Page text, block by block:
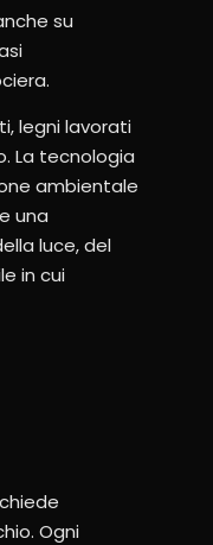
su
legni lavorati
La tecnologia
ambientale
una
luce, del
in cui
Ogni